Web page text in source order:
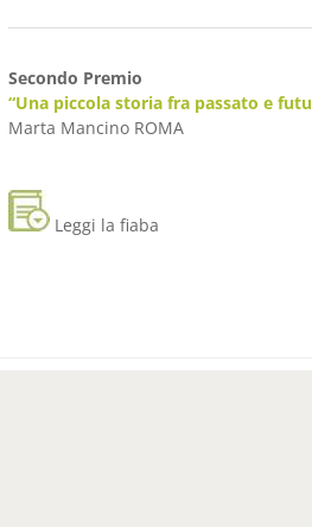
Secondo Premio
“Una piccola storia fra passato e
Marta Mancino ROMA
Leggi la fiaba